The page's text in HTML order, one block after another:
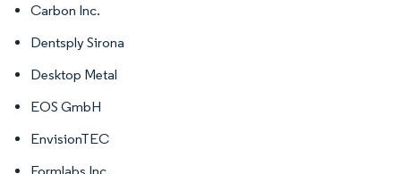
Carbon Inc.
Dentsply Sirona
Desktop Metal
EOS GmbH
EnvisionTEC
Formlabs Inc.